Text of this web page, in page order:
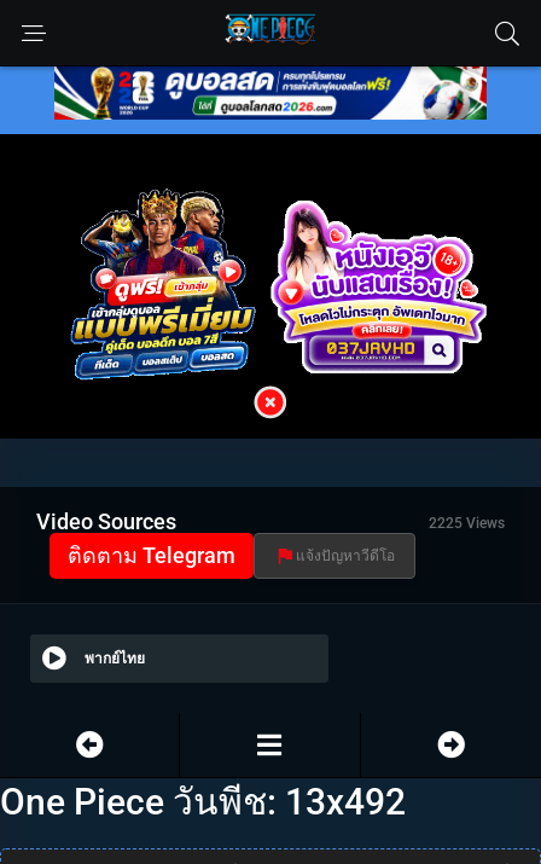
Video Sources 2225 Views
ติดตาม Telegram แจ้งปัญหาวีดีโอ
พากย์ไทย
One Piece วันพีช: 13x492